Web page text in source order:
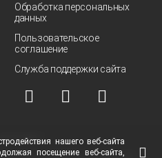
Обработка персональных
данных
Пользовательское
соглашение
Служба поддержки сайта
2026 г.
защиты и обработки персональных
нашего веб-сайта
посещение веб-сайта,